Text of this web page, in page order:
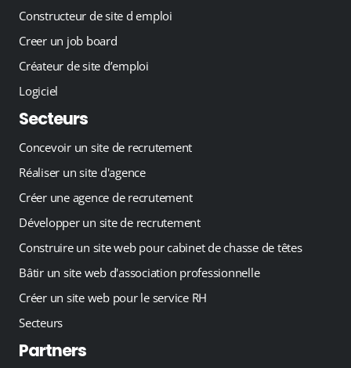
Constructeur de site d emploi
Creer un job board
Créateur de site d’emploi
Logiciel
Secteurs
Concevoir un site de recrutement
Réaliser un site d'agence
Créer une agence de recrutement
Développer un site de recrutement
Construire un site web pour cabinet de chasse de têtes
Bâtir un site web d'association professionnelle
Créer un site web pour le service RH
Secteurs
Partners